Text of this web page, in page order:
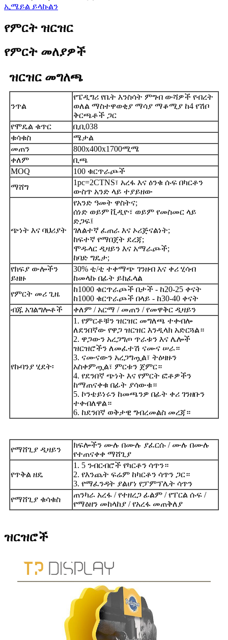
ኢሜይል ይላኩልን
የምርት ዝርዝር
የምርት መለያዎች
ዝርዝር መግለጫ
ንጥል
የፔዲግሪ የቤት እንስሳት ምግብ ውሻዎች የብረት
ወለል ማስተዋወቂያ ማሳያ ማቆሚያ ከ4 የሽቦ
ቅርጫቶች ጋር
የሞዴል ቁጥር
ቢቢ038
ቁሳቁስ
ሜታል
መጠን
800x400x1700ሚሜ
ቀለም
ቢጫ
MOQ
100 ቁርጥራጮች
ማሸግ
1pc=2CTNS፣ አረፋ እና ዕንቁ ሱፍ በካርቶን
ውስጥ አንድ ላይ ተያይዘው
ጭነት እና ባህሪያት
የአንድ ዓመት ዋስትና;
ሰነድ ወይም ቪዲዮ፣ ወይም የመስመር ላይ
ድጋፍ፤
ገለልተኛ ፈጠራ እና ኦሪጅናልነት;
ከፍተኛ የማበጀት ደረጃ;
ሞዱላር ዲዛይን እና አማራጮች;
ከባድ ግዴታ;
የክፍያ ውሎችን
ይዘዙ
30% ቲ/ቲ ተቀማጭ ገንዘብ እና ቀሪ ሂሳብ
ከመላኩ በፊት ይከፈላል
የምርት መሪ ጊዜ
ከ1000 ቁርጥራጮች በታች - ከ20-25 ቀናት
ከ1000 ቁርጥራጮች በላይ - ከ30-40 ቀናት
ብጁ አገልግሎቶች
ቀለም / አርማ / መጠን / የመዋቅር ዲዛይን
የኩባንያ ሂደት፡
1. የምርቶቹን ዝርዝር መግለጫ ተቀብሎ
ለደንበኛው የዋጋ ዝርዝር እንዲላክ አድርጓል።
2. ዋጋውን አረጋግጦ ጥራቱን እና ሌሎች
ዝርዝሮችን ለመፈተሽ ናሙና ሠራ።
3. ናሙናውን አረጋግጧል፣ ትዕዛዙን
አስቀምጧል፣ ምርቱን ጀምር።
4. የደንበኛ ጭነት እና የምርት ፎቶዎችን
ከማጠናቀቁ በፊት ያሳውቁ።
5. ኮንቴይነሩን ከመጫንዎ በፊት ቀሪ ገንዘቡን
ተቀብለዋል።
6. ከደንበኛ ወቅታዊ ግብረመልስ መረጃ።
የማሸጊያ ዲዛይን
ክፍሎችን ሙሉ በሙሉ ያፈርሱ / ሙሉ በሙሉ
የተጠናቀቀ ማሸጊያ
የጥቅል ዘዴ
1. 5 ንብርብሮች የካርቶን ሳጥን።
2. የእንጨት ፍሬም ከካርቶን ሳጥን ጋር።
3. የማፈንዳት ያልሆነ የፓምፕሌት ሳጥን
የማሸጊያ ቁሳቁስ
ጠንካራ አረፋ / የተዘረጋ ፊልም / የፐርል ሱፍ /
የማዕዘን መከላከያ / የአረፋ መጠቅለያ
ዝርዝሮች